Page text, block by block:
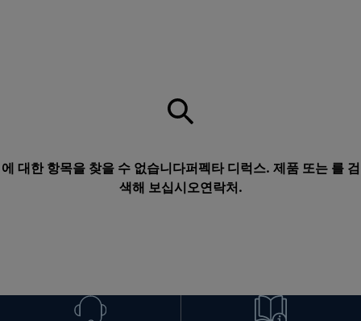
에 대한 항목을 찾을 수 없습니다퍼펙타 디럭스. 제품 또는 를 검
색해 보십시오연락처 .